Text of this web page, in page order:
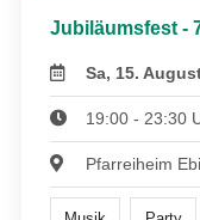
Jubiläumsfest -
Sa, 15.
19:00 - 23:30
Pfarreiheim